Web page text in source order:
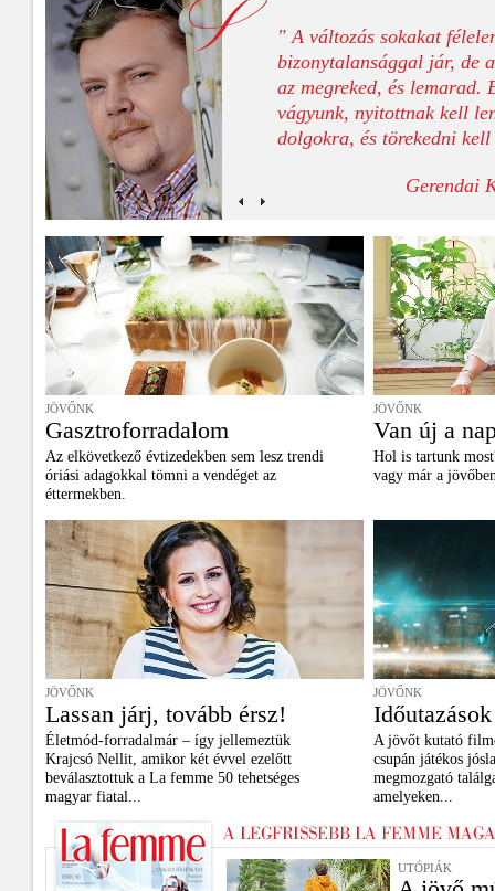
" A változás sokakat
bizonytalansággal jár, de
az megreked, és lemarad.
vágyunk, nyitottnak kell
dolgokra, és törekedni
Gerendai
JÖVŐNK
Gasztroforradalom
Az elkövetkező évtizedekben sem lesz trendi
óriási adagokkal tömni a vendéget az
éttermekben.
JÖVŐNK
Van új a
Hol is tartunk
vagy már a
JÖVŐNK
Lassan járj, tovább érsz!
Életmód-forradalmár – így jellemeztük
Krajcsó Nellit, amikor két évvel ezelőtt
beválasztottuk a La femme 50 tehetséges
magyar fiatal...
JÖVŐNK
Időutazások
A jövőt kutató
csupán játékos
megmozgató
amelyeken...
UTÓPIÁK